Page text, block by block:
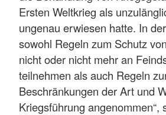
Ersten Weltkrieg als
ungenau erwiesen hatte. In
sowohl Regeln zum Schutz
nicht oder nicht mehr an
teilnehmen als auch Regeln
Beschränkungen der Art und
Kriegsführung angenommen“,